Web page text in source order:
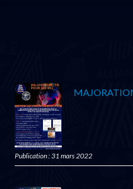
Publication : 31 mars 2022